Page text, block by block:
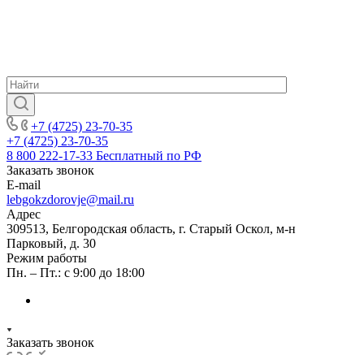
+7 (4725) 23-70-35
+7 (4725) 23-70-35
8 800 222-17-33 Бесплатный по РФ
Заказать звонок
E-mail
lebgokzdorovje@mail.ru
Адрес
309513, Белгородская область, г. Старый Оскол, м-н
Парковый, д. 30
Режим работы
Пн. – Пт.: с 9:00 до 18:00
Заказать звонок